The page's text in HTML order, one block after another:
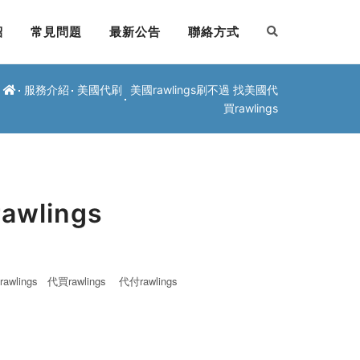
常見問題 最新公告 聯絡方式
服務介紹 美國代刷
美國rawlings刷不過 找美國代
買rawlings
代買rawlings
代付rawlings